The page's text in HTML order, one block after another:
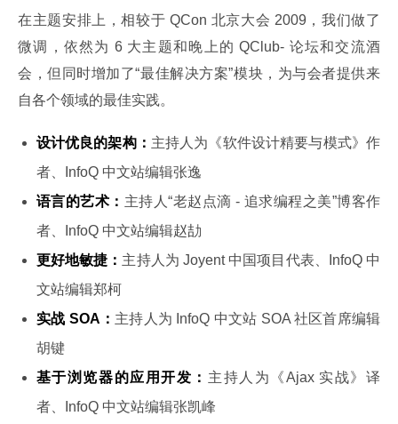
在主题安排上，相较于 QCon 北京大会 2009，我们做了
微调，依然为 6 大主题和晚上的 QClub- 论坛和交流酒
会，但同时增加了“最佳解决方案”模块，为与会者提供来
自各个领域的最佳实践。
设计优良的架构： 主持人为《软件设计精要与模式》作
者、InfoQ 中文站编辑张逸
语言的艺术： 主持人“老赵点滴 - 追求编程之美”博客作
者、InfoQ 中文站编辑赵劼
更好地敏捷： 主持人为 Joyent 中国项目代表、InfoQ 中
文站编辑郑柯
实战 SOA： 主持人为 InfoQ 中文站 SOA 社区首席编辑
胡键
基于浏览器的应用开发： 主持人为《Ajax 实战》译
者、InfoQ 中文站编辑张凯峰